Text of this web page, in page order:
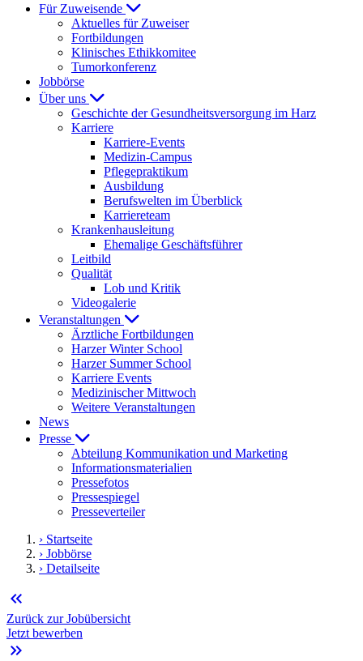
Für Zuweisende
Aktuelles für Zuweiser
Fortbildungen
Klinisches Ethikkomitee
Tumorkonferenz
Jobbörse
Über uns
Geschichte der Gesundheitsversorgung im Harz
Karriere
Karriere-Events
Medizin-Campus
Pflegepraktikum
Ausbildung
Berufswelten im Überblick
Karriereteam
Krankenhausleitung
Ehemalige Geschäftsführer
Leitbild
Qualität
Lob und Kritik
Videogalerie
Veranstaltungen
Ärztliche Fortbildungen
Harzer Winter School
Harzer Summer School
Karriere Events
Medizinischer Mittwoch
Weitere Veranstaltungen
News
Presse
Abteilung Kommunikation und Marketing
Informationsmaterialien
Pressefotos
Pressespiegel
Presseverteiler
› Startseite
› Jobbörse
› Detailseite
keyboard_double_arrow_left
Zurück zur Jobübersicht
Jetzt bewerben
keyboard_double_arrow_right